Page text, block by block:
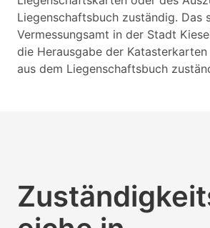
Liegenschaftsbuch zuständig. Das
Vermessungsamt in der Stadt
die Herausgabe der
aus dem Liegenschaftsbuch